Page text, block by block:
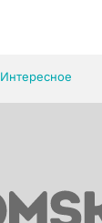
Интересное